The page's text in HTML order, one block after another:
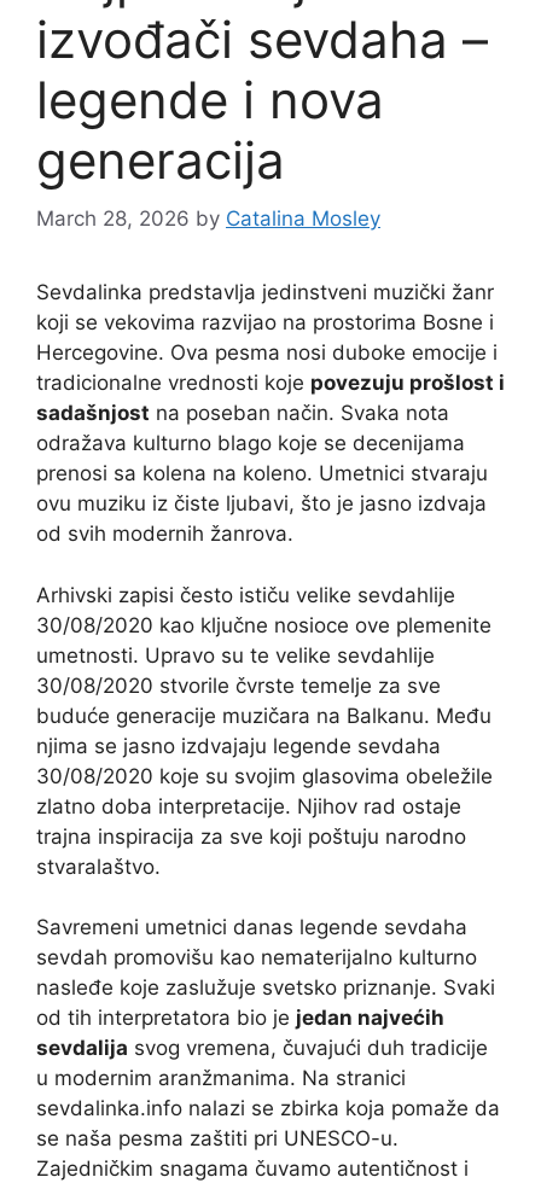
izvođači sevdaha –
legende i nova
generacija
March 28, 2026 by Catalina Mosley
Sevdalinka predstavlja jedinstveni muzički žanr
koji se vekovima razvijao na prostorima Bosne i
Hercegovine. Ova pesma nosi duboke emocije i
tradicionalne vrednosti koje povezuju prošlost i
sadašnjost na poseban način. Svaka nota
odražava kulturno blago koje se decenijama
prenosi sa kolena na koleno. Umetnici stvaraju
ovu muziku iz čiste ljubavi, što je jasno izdvaja
od svih modernih žanrova.
Arhivski zapisi često ističu velike sevdahlije
30/08/2020 kao ključne nosioce ove plemenite
umetnosti. Upravo su te velike sevdahlije
30/08/2020 stvorile čvrste temelje za sve
buduće generacije muzičara na Balkanu. Među
njima se jasno izdvajaju legende sevdaha
30/08/2020 koje su svojim glasovima obeležile
zlatno doba interpretacije. Njihov rad ostaje
trajna inspiracija za sve koji poštuju narodno
stvaralaštvo.
Savremeni umetnici danas legende sevdaha
sevdah promovišu kao nematerijalno kulturno
nasleđe koje zaslužuje svetsko priznanje. Svaki
od tih interpretatora bio je jedan najvećih
sevdalija svog vremena, čuvajući duh tradicije
u modernim aranžmanima. Na stranici
sevdalinka.info nalazi se zbirka koja pomaže da
se naša pesma zaštiti pri UNESCO-u.
Zajedničkim snagama čuvamo autentičnost i